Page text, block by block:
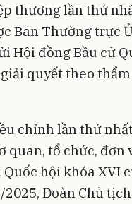
thương lần thứ
Ban Thường trực
Hội đồng Bầu cử
quyết theo
chỉnh lần thứ
quan, tổ chức,
hội khóa XVI
2025, Đoàn Chủ